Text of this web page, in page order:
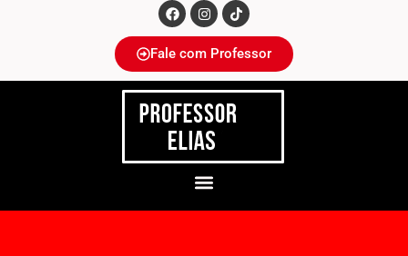
Fale com Professor